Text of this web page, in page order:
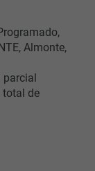
Almonte,
parcial
total de